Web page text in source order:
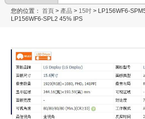
您的位置：首頁 > 產品 > 15吋 > LP156WF6-
LP156WF6-SPL2 45% IPS